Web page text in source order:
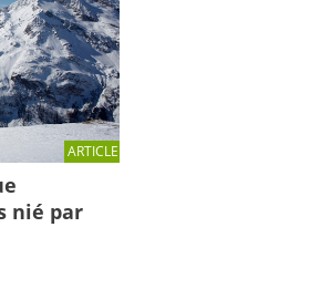
ARTICLE
nié par